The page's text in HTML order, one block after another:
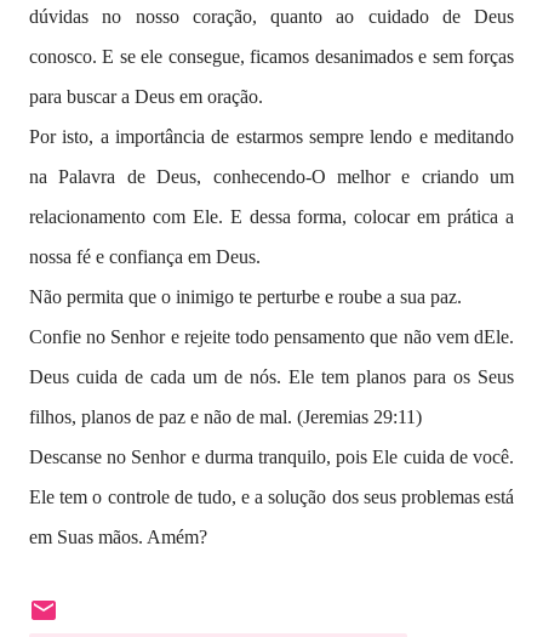
dúvidas no nosso coração, quanto ao cuidado de Deus
conosco. E se ele consegue, ficamos desanimados e sem forças
para buscar a Deus em oração.
Por isto, a importância de estarmos sempre lendo e meditando
na Palavra de Deus, conhecendo-O melhor e criando um
relacionamento com Ele. E dessa forma, colocar em prática a
nossa fé e confiança em Deus.
Não permita que o inimigo te perturbe e roube a sua paz.
Confie no Senhor e rejeite todo pensamento que não vem dEle.
Deus cuida de cada um de nós. Ele tem planos para os Seus
filhos, planos de paz e não de mal. (Jeremias 29:11)
Descanse no Senhor e durma tranquilo, pois Ele cuida de você.
Ele tem o controle de tudo, e a solução dos seus problemas está
em Suas mãos. Amém?